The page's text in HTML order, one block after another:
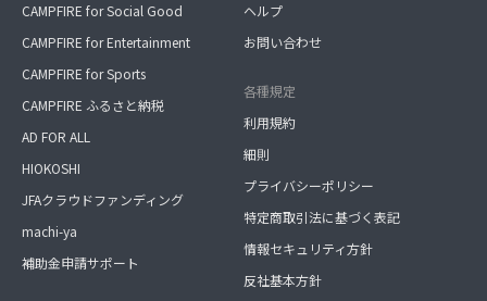
CAMPFIRE for Social Good
CAMPFIRE for Entertainment
CAMPFIRE for Sports
CAMPFIRE ふるさと納税
AD FOR ALL
HIOKOSHI
JFAクラウドファンディング
machi-ya
補助金申請サポート
ヘルプ
お問い合わせ
各種規定
利用規約
細則
プライバシーポリシー
特定商取引法に基づく表記
情報セキュリティ方針
反社基本方針